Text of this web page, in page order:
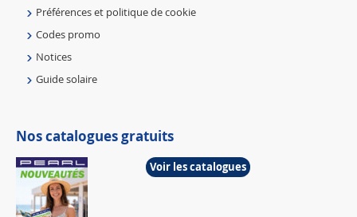
Préférences et politique de cookie
Codes promo
Notices
Guide solaire
Nos catalogues gratuits
Voir les catalogues